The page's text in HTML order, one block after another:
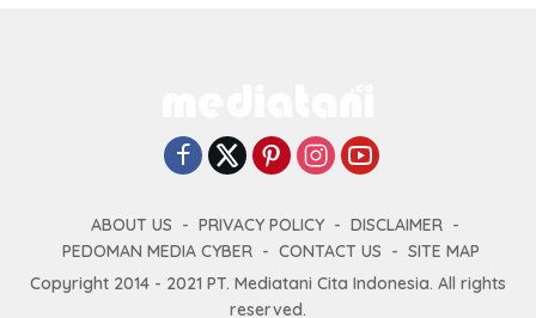
ABOUT US PRIVACY POLICY
DISCLAIMER
PEDOMAN MEDIA CYBER
CONTACT US
SITE MAP
Copyright 2014 - 2021 PT. Mediatani Cita Indonesia. All rights
reserved.